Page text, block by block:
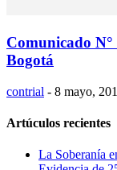
Comunicado N°
Bogotá
contrial - 8 mayo,
Artúculos recientes
La Soberanía